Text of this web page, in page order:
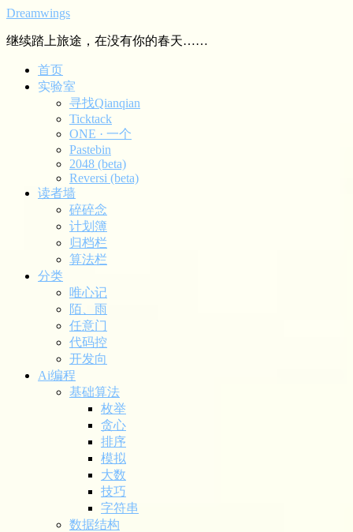
Dreamwings
继续踏上旅途，在没有你的春天……
首页
实验室
寻找Qianqian
Ticktack
ONE · 一个
Pastebin
2048 (beta)
Reversi (beta)
读者墙
碎碎念
计划簿
归档栏
算法栏
分类
唯心记
陌、雨
任意门
代码控
开发向
Ai编程
基础算法
枚举
贪心
排序
模拟
大数
技巧
字符串
数据结构